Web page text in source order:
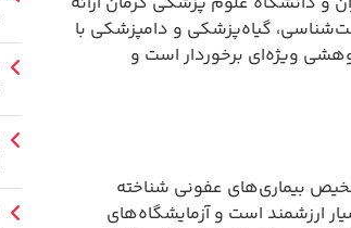
گیاه‌پزشکی و دامپزشکی با
ویژه‌ای برخوردار است و
بیماری‌های عفونی شناخته
ارزشمند است و آزمایشگاه‌های